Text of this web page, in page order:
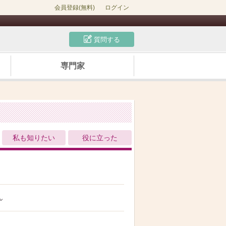
会員登録(無料) ログイン
質問する
専門家
私も知りたい 役に立った